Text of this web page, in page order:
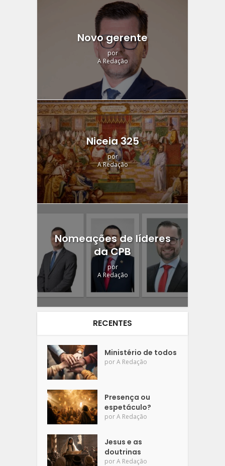
Novo gerente
por
A Redação
Niceia 325
por
A Redação
Nomeações de líderes
da CPB
por
A Redação
RECENTES
Ministério de todos
porA Redação
Presença ou
espetáculo?
porA Redação
Jesus e as
doutrinas
porA Redação